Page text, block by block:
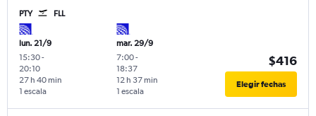
PTY FLL
lun. 21/9
15:30-
20:10
1 escala
27 h 40 min
mar. 29/9
7:00-
18:37
1 escala
12 h 37 min
$416
Elegir fechas